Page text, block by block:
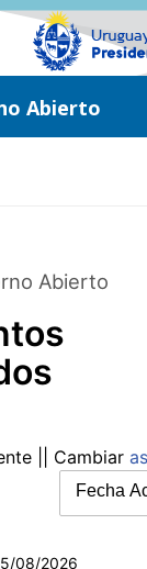
Abierto
Abierto
|| Cambiar
08/2026